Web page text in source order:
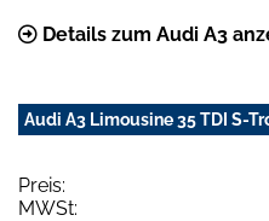
Details zum Audi A3
Audi A3 Limousine 35 TDI S-
Preis:
MWSt: